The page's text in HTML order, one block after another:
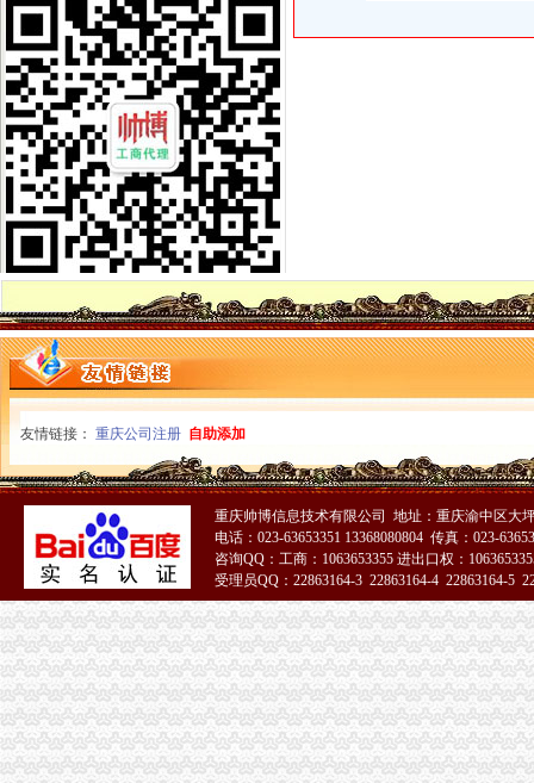
【会计培训,工商注册、财务代账、企业变更、纳税申报】-渝中大坪
【重庆渝北区会计代理记账代办公司,价比选亿源财税】价
重庆统计从业资格：适合个人代账使用财务软件_960教育_金蝶KIS-
重庆验资开户：新恒工商代办、会计服务、审计验资、代账200起-重庆
渝中区代账公司流程
江岸区会计代账公司【2016企业税务详细流程请指点】-商务服务-信
江夏区工商代办.注册公司执照代理.知名代账公司.流程
专利申请名录_2017专利申请企业黄页大全_商务联盟网
2010年重庆城市交通开发投资（集团）有限公司公司券募集说明书_
充值卡联通100厂家_充值卡联通100公司-阿里巴巴公司黄页
桐君阁：关于召开公司2013年年度股东大会的通知_证券之星
开发区高新企业代账流程-金泉网
南京雨花台区专业代账会计注册公司流程_【会计服务】
[年报]重庆路桥：2011年年度报告-[中财网]
招商银行--14渝中（）2016年付息公告
渝中区代账公司
50元话费厂家_50元话费厂家/公司-阿里巴巴公司黄页
重庆代办公司注册,工商注册,代帐会计,代理记账,代办营_重庆代账公司
【重庆渝中区代理记账|代理记账公司|会计代理记账】-重庆赶集网
关于永川区副局长张道国、经支队副队长吕正彬等人对永福公
（中天光美地）4幢-1层8号、3号车库负1层车位60号停车用房和渝
可上门签约_重庆公司注册_代办公司_代理工商注册登记_分公司_个体
重庆市渝中区中山一路148号第四层商业用房拍卖公告_新浪重庆今荣_
【重庆公司注册/年检】-88重庆分类信息
代账公司
安徽国硕财税管理有限公司,合肥财务代账公司,合肥工商代理注册,
武汉公司注册专家_代理记账_会计代账_代账公司_武汉中伦会计服务有
专业代账,公司注册-泰州58同城
会计代账,您公司的工商税务管家-西安58同城
友情链接： 重庆公司注册 自助添加
重庆帅博信息技术有限公司 地址：重庆渝中区大
电话：023-63653351 13368080804 传真：023-
咨询QQ：工商：1063653355 进出口权：
受理员QQ：22863164-3 22863164-4 22863164-5
51La